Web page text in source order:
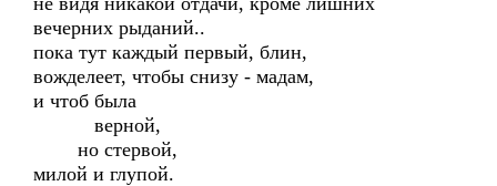
вечерних рыданий..
пока тут каждый первый, блин,
вожделеет, чтобы снизу - мадам,
и чтоб была
верной,
но стервой,
милой и глупой.